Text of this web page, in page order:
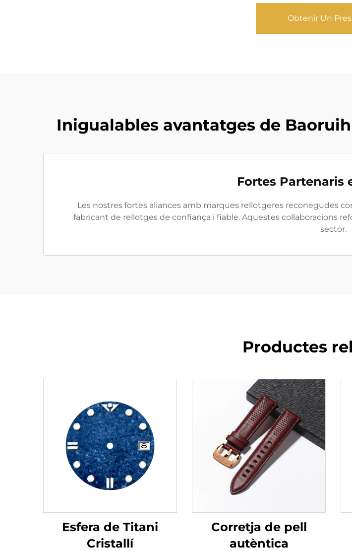
Obtenir Un
Inigualables avantatges de
Fortes Partenaris
Les nostres fortes aliances amb marques rellotgeres reconegudes
fabricant de rellotges de confiança i fiable. Aquestes col·laboracions
sector.
Productes
Esfera de Titani
Cristallí
Corretja de pell
autèntica